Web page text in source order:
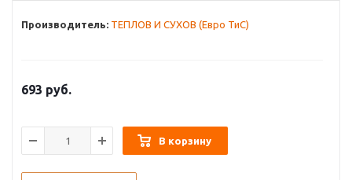
Производитель: ТЕПЛОВ И СУХОВ (Евро ТиС)
693 руб.
В корзину